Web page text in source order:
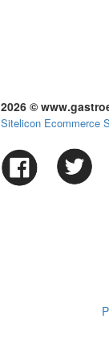
2026 ©
Sitelicon Ecommerce